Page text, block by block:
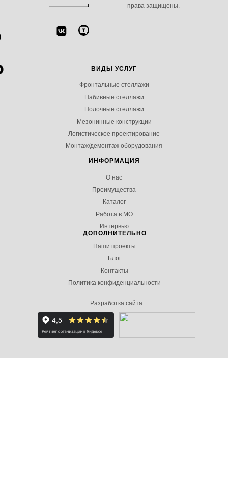
ВИДЫ УСЛУГ
Фронтальные стеллажи
Набивные стеллажи
Полочные стеллажи
Мезонинные конструкции
Логистическое проектирование
Монтаж/демонтаж оборудования
ИНФОРМАЦИЯ
О нас
Преимущества
Каталог
Работа в МО
Интервью
ДОПОЛНИТЕЛЬНО
Наши проекты
Блог
Контакты
Политика конфиденциальности
Разработка сайта
права защищены.